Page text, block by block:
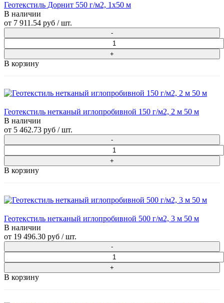
Геотекстиль Дорнит 550 г/м2, 1х50 м
В наличии
от 7 911.54 руб / шт.
В корзину
Геотекстиль нетканый иглопробивной 150 г/м2, 2 м 50 м
В наличии
от 5 462.73 руб / шт.
В корзину
Геотекстиль нетканый иглопробивной 500 г/м2, 3 м 50 м
В наличии
от 19 496.30 руб / шт.
В корзину